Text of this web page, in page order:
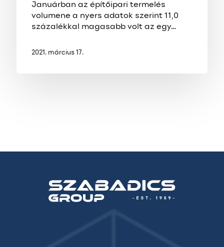
Januárban az építőipari termelés
volumene a nyers adatok szerint 11,0
százalékkal magasabb volt az egy…
2021. március 17.